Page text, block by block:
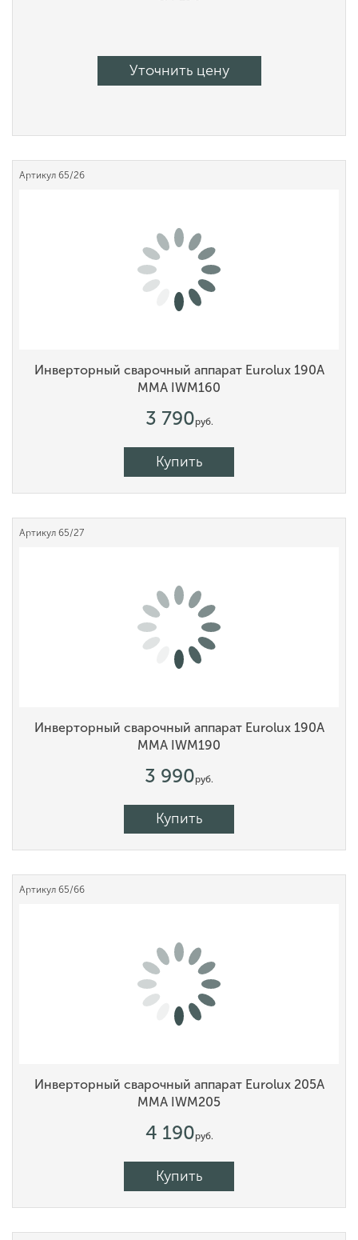
Уточнить цену
Артикул 65/26
Инверторный сварочный аппарат Eurolux 190А
MMA IWM160
3 790руб.
Купить
Артикул 65/27
Инверторный сварочный аппарат Eurolux 190А
MMA IWM190
3 990руб.
Купить
Артикул 65/66
Инверторный сварочный аппарат Eurolux 205А
MMA IWM205
4 190руб.
Купить